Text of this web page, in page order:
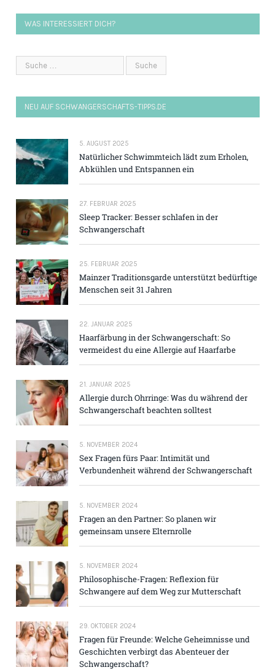
WAS INTERESSIERT DICH?
NEU AUF SCHWANGERSCHAFTS-TIPPS.DE
5. AUGUST 2025
Natürlicher Schwimmteich lädt zum Erholen,
Abkühlen und Entspannen ein
27. FEBRUAR 2025
Sleep Tracker: Besser schlafen in der
Schwangerschaft
25. FEBRUAR 2025
Mainzer Traditions­garde unterstützt bedürftige
Menschen seit 31 Jahren
22. JANUAR 2025
Haarfärbung in der Schwangerschaft: So
vermeidest du eine Allergie auf Haarfarbe
21. JANUAR 2025
Allergie durch Ohrringe: Was du während der
Schwangerschaft beachten solltest
5. NOVEMBER 2024
Sex Fragen fürs Paar: Intimität und
Verbundenheit während der Schwangerschaft
5. NOVEMBER 2024
Fragen an den Partner: So planen wir
gemeinsam unsere Elternrolle
5. NOVEMBER 2024
Philosophische-Fragen: Reflexion für
Schwangere auf dem Weg zur Mutterschaft
29. OKTOBER 2024
Fragen für Freunde: Welche Geheimnisse und
Geschichten verbirgt das Abenteuer der
Schwangerschaft?